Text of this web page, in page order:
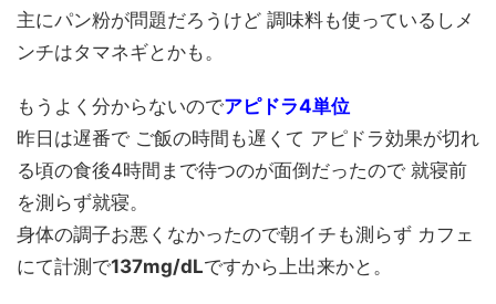
主にパン粉が問題だろうけど 調味料も使っているしメ
ンチはタマネギとかも。
もうよく分からないのでアピドラ4単位
昨日は遅番で ご飯の時間も遅くて アピドラ効果が切れ
る頃の食後4時間まで待つのが面倒だったので 就寝前
を測らず就寝。
身体の調子お悪くなかったので朝イチも測らず カフェ
にて計測で137mg/dLですから上出来かと。